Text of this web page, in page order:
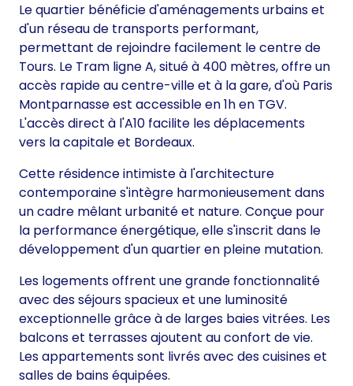
Le quartier bénéficie d'aménagements urbains et
d'un réseau de transports performant,
permettant de rejoindre facilement le centre de
Tours. Le Tram ligne A, situé à 400 mètres, offre un
accès rapide au centre-ville et à la gare, d'où Paris
Montparnasse est accessible en 1h en TGV.
L'accès direct à l'A10 facilite les déplacements
vers la capitale et Bordeaux.
Cette résidence intimiste à l'architecture
contemporaine s'intègre harmonieusement dans
un cadre mêlant urbanité et nature. Conçue pour
la performance énergétique, elle s'inscrit dans le
développement d'un quartier en pleine mutation.
Les logements offrent une grande fonctionnalité
avec des séjours spacieux et une luminosité
exceptionnelle grâce à de larges baies vitrées. Les
balcons et terrasses ajoutent au confort de vie.
Les appartements sont livrés avec des cuisines et
salles de bains équipées.